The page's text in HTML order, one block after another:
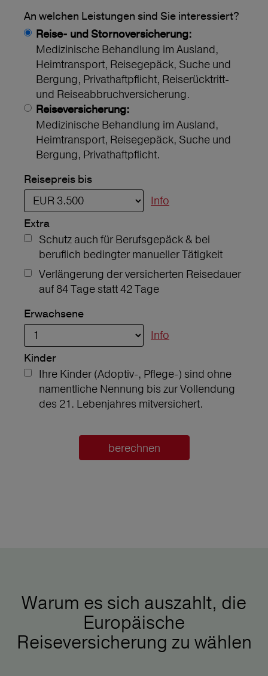
An welchen Leistungen sind Sie interessiert?
Reise- und Stornoversicherung:
Medizinische Behandlung im Ausland,
Heimtransport, Reisegepäck, Suche und
Bergung, Privathaftpflicht, Reiserücktritt-
und Reiseabbruchversicherung.
Reiseversicherung:
Medizinische Behandlung im Ausland,
Heimtransport, Reisegepäck, Suche und
Bergung, Privathaftpflicht.
Reisepreis bis
Info
Extra
Schutz auch für Berufsgepäck & bei
beruflich bedingter manueller Tätigkeit
Verlängerung der versicherten Reisedauer
auf 84 Tage statt 42 Tage
Erwachsene
Info
Kinder
Ihre Kinder (Adoptiv-, Pflege-) sind ohne
namentliche Nennung bis zur Vollendung
des 21. Lebenjahres mitversichert.
berechnen
Warum es sich auszahlt, die
Europäische
Reiseversicherung zu wählen